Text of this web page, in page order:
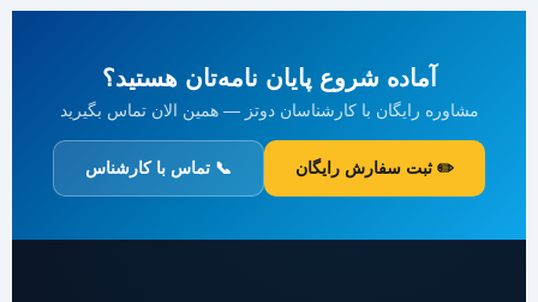
آماده شروع پایان نامه‌تان هستید؟
مشاوره رایگان با کارشناسان دوتز — همین الان تماس بگیرید
✏️ ثبت سفارش رایگان 📞 تماس با کارشناس